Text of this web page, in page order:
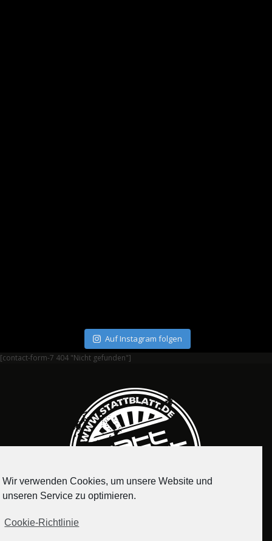
Auf Instagram folgen
[contact-form-7 404 "Nicht gefunden"]
Wir verwenden Cookies, um unsere Website und
unseren Service zu optimieren.
Cookie-Richtlinie